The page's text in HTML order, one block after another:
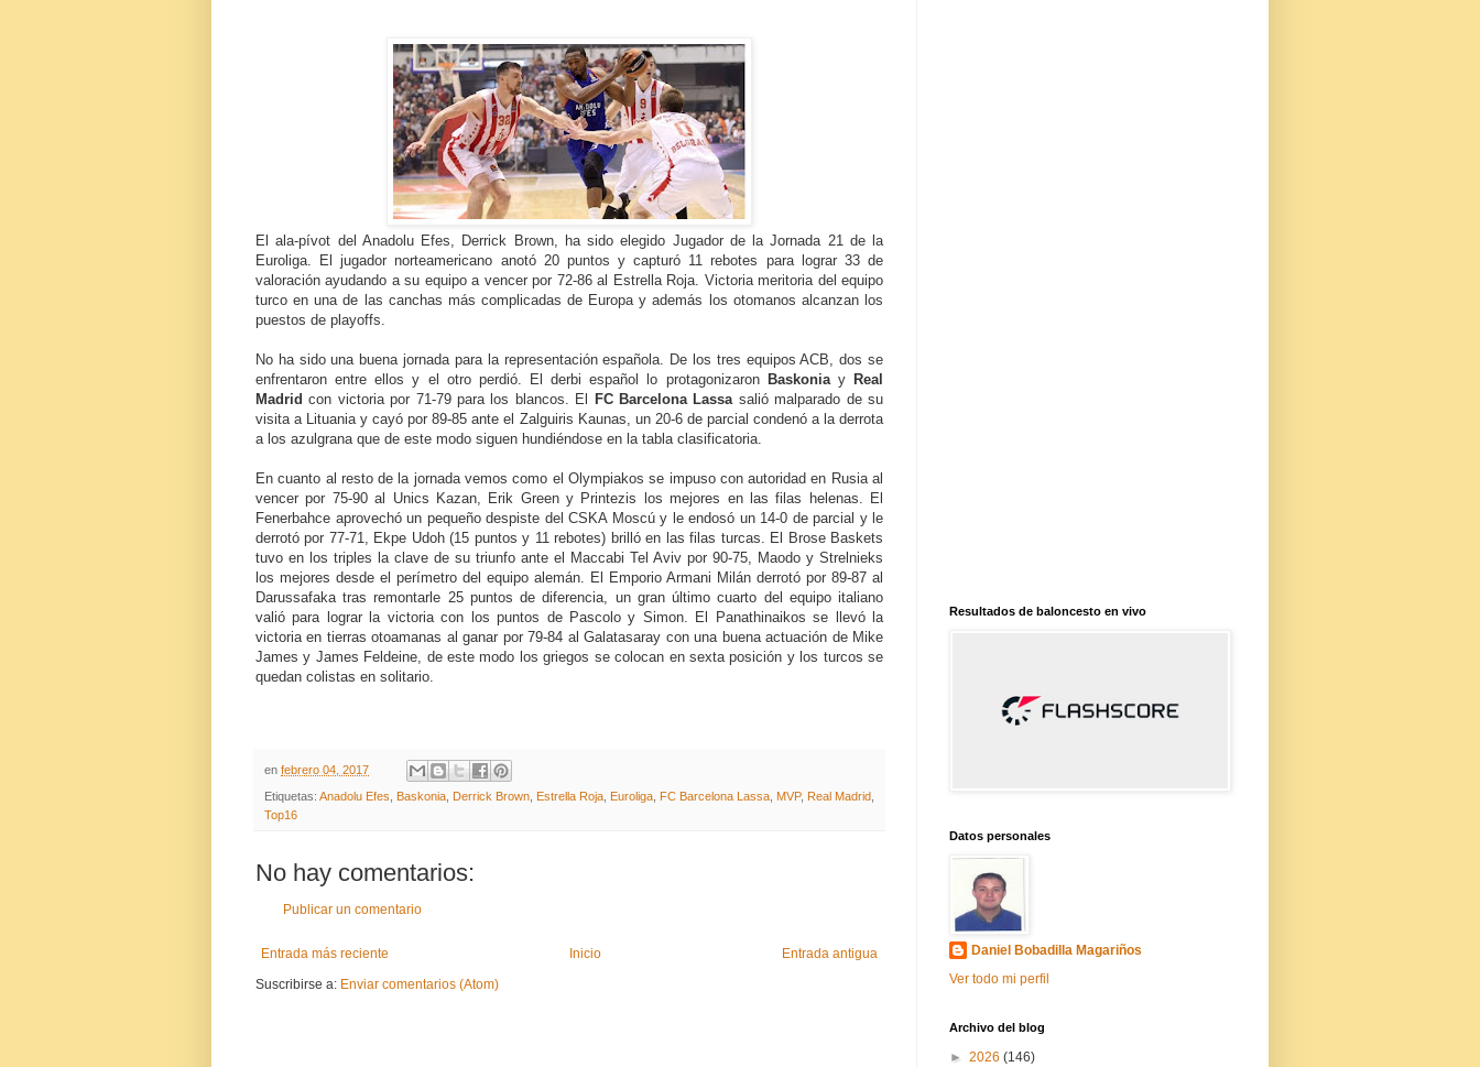
El ala-pívot del Anadolu Efes, Derrick Brown, ha sido elegido Jugador de la Jornada 21 de la
Euroliga. El jugador norteamericano anotó 20 puntos y capturó 11 rebotes para lograr 33 de
valoración ayudando a su equipo a vencer por 72-86 al Estrella Roja. Victoria meritoria del equipo
turco en una de las canchas más complicadas de Europa y además los otomanos alcanzan los
puestos de playoffs.
No ha sido una buena jornada para la representación española. De los tres equipos ACB, dos se
enfrentaron entre ellos y el otro perdió. El derbi español lo protagonizaron Baskonia yReal
Madrid con victoria por 71-79 para los blancos. El FC Barcelona Lassa salió malparado de su
visita a Lituania y cayó por 89-85 ante el Zalguiris Kaunas, un 20-6 de parcial condenó a la derrota
a los azulgrana que de este modo siguen hundiéndose en la tabla clasificatoria.
En cuanto al resto de la jornada vemos como el Olympiakos se impuso con autoridad en Rusia al
vencer por 75-90 al Unics Kazan, Erik Green y Printezis los mejores en las filas helenas. El
Fenerbahce aprovechó un pequeño despiste del CSKA Moscú y le endosó un 14-0 de parcial y le
derrotó por 77-71, Ekpe Udoh (15 puntos y 11 rebotes) brilló en las filas turcas. El Brose Baskets
tuvo en los triples la clave de su triunfo ante el Maccabi Tel Aviv por 90-75, Maodo y Strelnieks
los mejores desde el perímetro del equipo alemán. El Emporio Armani Milán derrotó por 89-87 al
Darussafaka tras remontarle 25 puntos de diferencia, un gran último cuarto del equipo italiano
valió para lograr la victoria con los puntos de Pascolo y Simon. El Panathinaikos se llevó la
victoria en tierras otoamanas al ganar por 79-84 al Galatasaray con una buena actuación de Mike
James y James Feldeine, de este modo los griegos se colocan en sexta posición y los turcos se
quedan colistas en solitario.
en febrero 04, 2017
Etiquetas: Anadolu Efes Baskonia Derrick Brown Estrella Roja Euroliga FC Barcelona Lassa MVP, Real Madrid
Top16
No hay comentarios:
Publicar un comentario
Entrada más reciente Entrada antigua
Inicio
Suscribirse a: Enviar comentarios (Atom)
Resultados de baloncesto en vivo
Datos personales
Daniel Bobadilla Magariños
Ver todo mi perfil
Archivo del blog
► 2026 (146)